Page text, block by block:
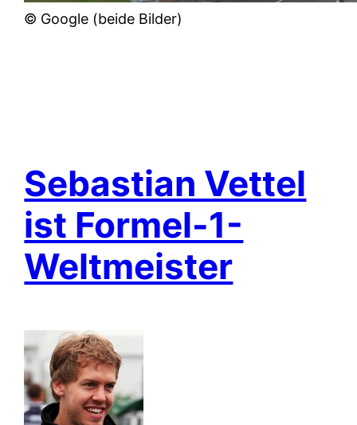
© Google (beide Bilder)
Sebastian Vettel
ist Formel-1-
Weltmeister